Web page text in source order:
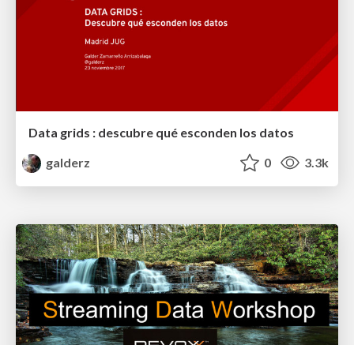
Data grids : descubre qué esconden los datos
galderz
0 3.3k